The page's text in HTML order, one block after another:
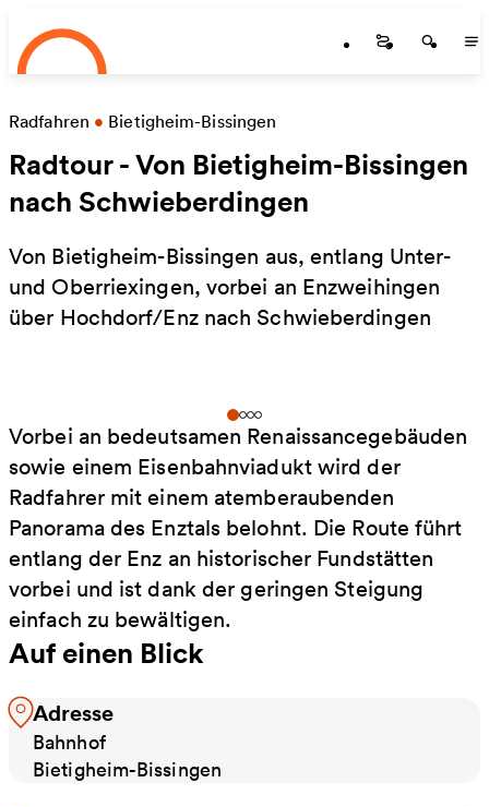
Zum Hauptinhalt springen
Startseite
Radfahren • Bietigheim-Bissingen
Radtour - Von Bietigheim-Bissingen
nach Schwieberdingen
Von Bietigheim-Bissingen aus, entlang Unter-
und Oberriexingen, vorbei an Enzweihingen
über Hochdorf/Enz nach Schwieberdingen
Vorbei an bedeutsamen Renaissancegebäuden
sowie einem Eisenbahnviadukt wird der
Radfahrer mit einem atemberaubenden
Panorama des Enztals belohnt. Die Route führt
entlang der Enz an historischer Fundstätten
vorbei und ist dank der geringen Steigung
einfach zu bewältigen.
Auf einen Blick
Adresse
Bahnhof
Bietigheim-Bissingen